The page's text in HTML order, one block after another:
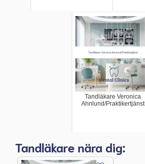
Tandläkare Veronica
Ahnlund/Praktikertjänst
Tandläkare nära dig: